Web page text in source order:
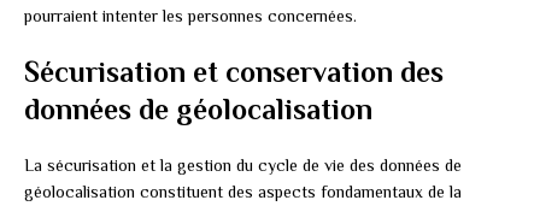
pourraient intenter les personnes concernées.
Sécurisation et conservation des
données de géolocalisation
La sécurisation et la gestion du cycle de vie des données de
géolocalisation constituent des aspects fondamentaux de la